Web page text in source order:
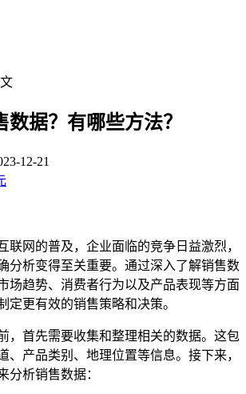
数据？有哪些方法？
12-21
联网的普及，企业面临的竞争日益激烈，
分析变得至关重要。通过深入了解销售数
场趋势、消费者行为以及产品表现等方面
定更有效的销售策略和决策。
，首先需要收集和整理相关的数据。这包
、产品类别、地理位置等信息。接下来，
分析销售数据：